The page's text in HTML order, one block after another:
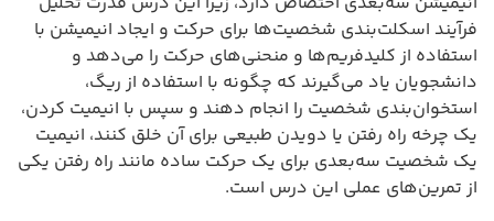
فرآیند اسکلت‌بندی شخصیت‌ها برای حرکت و ایجاد انیمیشن با
استفاده از کلیدفریم‌ها و منحنی‌های حرکت را می‌دهد و
دانشجویان یاد می‌گیرند که چگونه با استفاده از ریگ،
استخوان‌بندی شخصیت را انجام دهند و سپس با انیمیت کردن،
یک چرخه راه رفتن یا دویدن طبیعی برای آن خلق کنند، انیمیت
یک شخصیت سه‌بعدی برای یک حرکت ساده مانند راه رفتن یکی
از تمرین‌های عملی این درس است.